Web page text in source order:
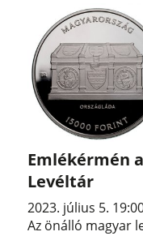
Emlékérmén
Levéltár
2023. július 5.
Az önálló magyar